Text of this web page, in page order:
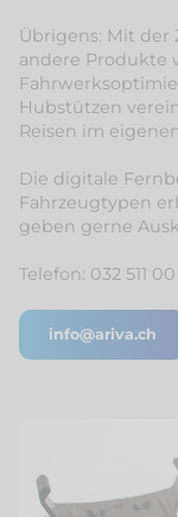
Übrigens: Mit der
andere Produkte
Hubstützen
Reisen im
Die digitale
Fahrzeugtypen
geben gerne
Telefon: 032 511
info@ariva.ch